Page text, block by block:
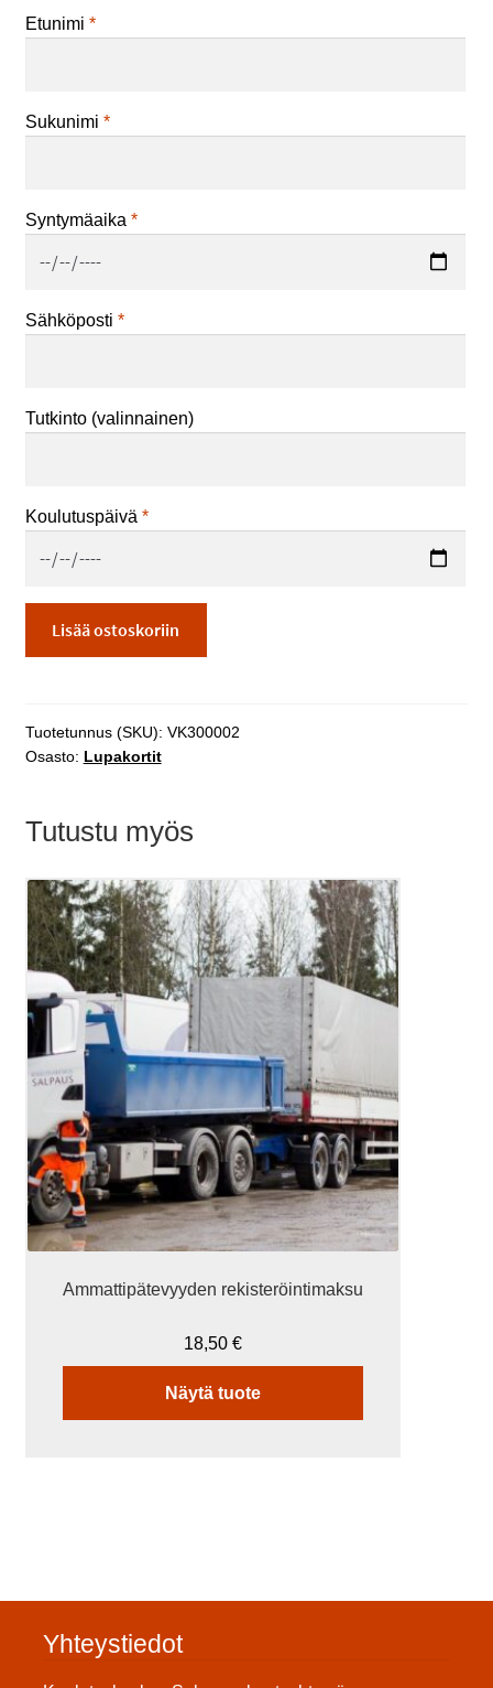
Etunimi *
Sukunimi *
Syntymäaika *
Sähköposti *
Tutkinto (valinnainen)
Koulutuspäivä *
Lisää ostoskoriin
Tuotetunnus (SKU): VK300002
Osasto: Lupakortit
Tutustu myös
Ammattipätevyyden rekisteröintimaksu
18,50 €
Näytä tuote
Yhteystiedot